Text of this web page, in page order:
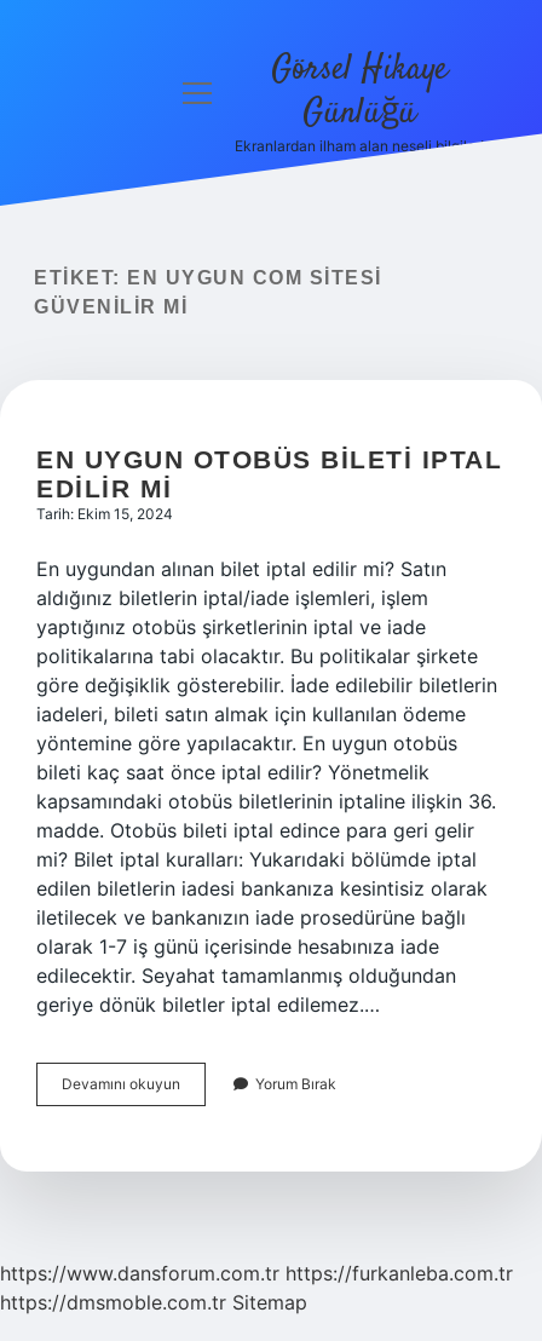
Yasal Uyarı
menüyü
Görsel Hikaye
Günlüğü
Ekranlardan ilham alan neşeli bilgiler!
ETIKET:
EN UYGUN COM SITESI
GÜVENILIR MI
EN UYGUN OTOBÜS BILETI IPTAL
EDILIR MI
Tarih: Ekim 15, 2024
En uygundan alınan bilet iptal edilir mi? Satın
aldığınız biletlerin iptal/iade işlemleri, işlem
yaptığınız otobüs şirketlerinin iptal ve iade
politikalarına tabi olacaktır. Bu politikalar şirkete
göre değişiklik gösterebilir. İade edilebilir biletlerin
iadeleri, bileti satın almak için kullanılan ödeme
yöntemine göre yapılacaktır. En uygun otobüs
bileti kaç saat önce iptal edilir? Yönetmelik
kapsamındaki otobüs biletlerinin iptaline ilişkin 36.
madde. Otobüs bileti iptal edince para geri gelir
mi? Bilet iptal kuralları: Yukarıdaki bölümde iptal
edilen biletlerin iadesi bankanıza kesintisiz olarak
iletilecek ve bankanızın iade prosedürüne bağlı
olarak 1-7 iş günü içerisinde hesabınıza iade
edilecektir. Seyahat tamamlanmış olduğundan
geriye dönük biletler iptal edilemez.…
Devamını okuyun
Uygun
Iptal
Yorum Bırak
https://www.dansforum.com.tr https://furkanleba.com.tr
https://dmsmoble.com.tr Sitemap